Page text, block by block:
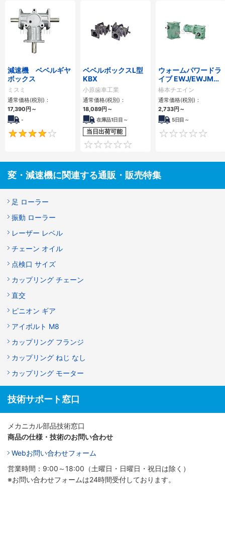
減速機 ベベルギヤ
ボックス
ミスミ
通常価格(税別)：
17,390円～
-
4
ベベルボックスL型
KBX
小原歯車工業
通常価格(税別)：
18,089円～
在庫品1日目～
当日出荷可能
ウォームパワードラ
イブ EWJ/EWJMシ
リーズ
椿本チエイン
通常価格(税別)：
2,733円～
5日目～
変・減速機に関連する通販・販売特集
足 ローラー
振動 ローラー
レーザー レベル
チェーン オイル
点検口 サイズ
カップリング チェーン
直交
ピニオン ギア
アイボルト M8
カップリング フランジ
カップリング ねじ なし
カップリング モーター
技術サポート窓口
メカニカル部品技術窓口
商品の仕様・技術のお問い合わせ
Webお問い合わせフォーム
営業時間：9:00～18:00（土曜日・日曜日・祝日は除く）
※お問い合わせフォームは24時間受付しております。